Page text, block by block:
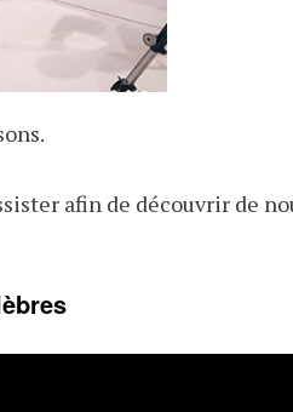
afin de découvrir de